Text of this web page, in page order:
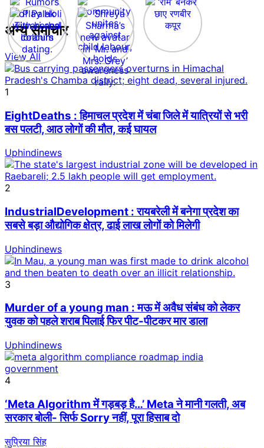
अन्य समाचार
View All
1
EightDeaths : हिमाचल प्रदेश में चंबा जिले में यात्रियों से भरी
बस पलटी, आठ लोगों की मौत, कई घायल
Uphindinews
2
IndustrialDevelopment : रायबरेली में बनेगा प्रदेश का
सबसे बड़ा औद्योगिक क्षेत्र, ढाई लाख लोगों को मिलेगी
Uphindinews
3
Murder of a young man : मऊ में अवैध संबंध को लेकर
युवक को पहले शराब पिलाई फिर पीट-पीटकर मार डाला
Uphindinews
4
‘Meta Algorithm में गड़बड़ है…’ Meta ने मानी गलती, अब
सरकार बोली- सिर्फ Sorry नहीं, पूरा हिसाब दो
सुप्रिया सिंह